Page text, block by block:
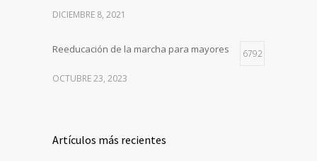
DICIEMBRE 8, 2021
Reeducación de la marcha para mayores 6792
OCTUBRE 23, 2023
Artículos más recientes